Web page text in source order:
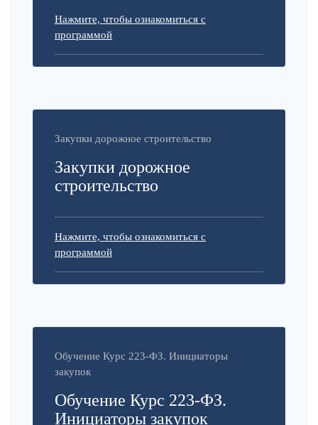
Нажмите, чтобы ознакомиться с
программой
Закупки дорожное строительство
Закупки дорожное
строительство
Нажмите, чтобы ознакомиться с
программой
Обучение Курс 223-ФЗ. Инициаторы
закупок
Обучение Курс 223-ФЗ.
Инициаторы закупок